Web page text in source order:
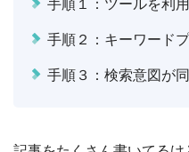
手順１：ツールを利
手順２：キーワード
手順３：検索意図が